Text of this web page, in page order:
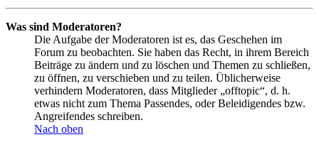
Was sind Moderatoren?
Die Aufgabe der Moderatoren ist es, das Geschehen im
Forum zu beobachten. Sie haben das Recht, in ihrem Bereich
Beiträge zu ändern und zu löschen und Themen zu schließen,
zu öffnen, zu verschieben und zu teilen. Üblicherweise
verhindern Moderatoren, dass Mitglieder „offtopic“, d. h.
etwas nicht zum Thema Passendes, oder Beleidigendes bzw.
Angreifendes schreiben.
Nach oben